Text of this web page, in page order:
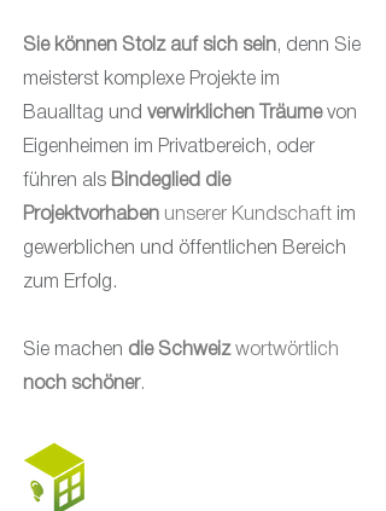
Sie können Stolz auf sich sein, denn Sie
meisterst komplexe Projekte im
Baualltag und verwirklichen Träumevon
Eigenheimen im Privatbereich, oder
führen als Bindeglied die
Projektvorhaben unserer Kundschaft im
gewerblichen und öffentlichen Bereich
zum Erfolg.
Sie machen die Schweiz wortwörtlich
noch schöner.